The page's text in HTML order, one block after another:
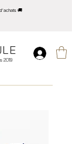
🚚
2019